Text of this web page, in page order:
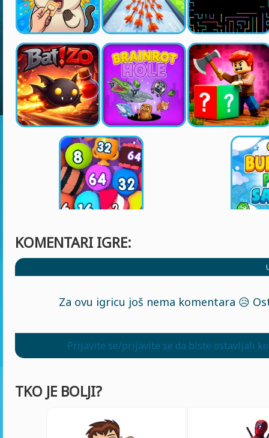
KOMENTARI IGRE:
Za ovu igricu još nema komentara 😥
Prijavite se/prijavite se da biste ostavljali
TKO JE BOLJI?